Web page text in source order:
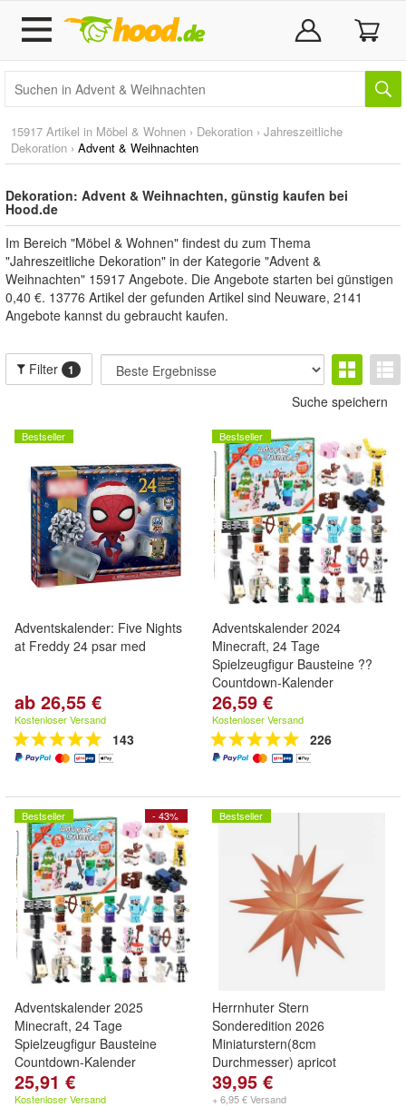
15917 Artikel in Möbel & Wohnen › Dekoration › Jahreszeitliche
Dekoration › Advent & Weihnachten
Dekoration: Advent & Weihnachten, günstig kaufen bei
Hood.de
Im Bereich "Möbel & Wohnen" findest du zum Thema
"Jahreszeitliche Dekoration" in der Kategorie "Advent &
Weihnachten" 15917 Angebote. Die Angebote starten bei günstigen
0,40 €. 13776 Artikel der gefunden Artikel sind Neuware, 2141
Angebote kannst du gebraucht kaufen.
Filter 1
Suche speichern
Bestseller
Adventskalender: Five Nights
at Freddy 24 psar med
ab 26,55 €
Kostenloser Versand
143
Bestseller
Adventskalender 2024
Minecraft, 24 Tage
Spielzeugfigur Bausteine ??
Countdown-Kalender
26,59 €
Kostenloser Versand
226
- 43%
Bestseller
Adventskalender 2025
Minecraft, 24 Tage
Spielzeugfigur Bausteine
Countdown-Kalender
25,91 €
Kostenloser Versand
Bestseller
Herrnhuter Stern
Sonderedition 2026
Miniaturstern(8cm
Durchmesser) apricot
39,95 €
+ 6,95 € Versand